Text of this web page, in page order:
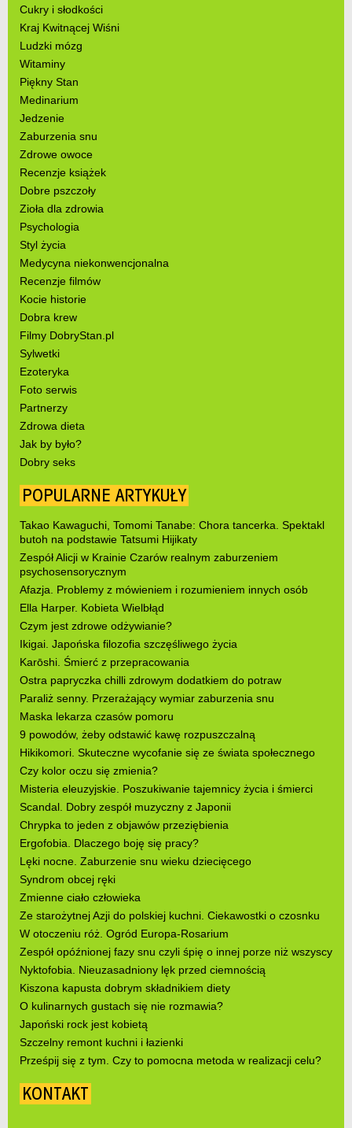
Cukry i słodkości
Kraj Kwitnącej Wiśni
Ludzki mózg
Witaminy
Piękny Stan
Medinarium
Jedzenie
Zaburzenia snu
Zdrowe owoce
Recenzje książek
Dobre pszczoły
Zioła dla zdrowia
Psychologia
Styl życia
Medycyna niekonwencjonalna
Recenzje filmów
Kocie historie
Dobra krew
Filmy DobryStan.pl
Sylwetki
Ezoteryka
Foto serwis
Partnerzy
Zdrowa dieta
Jak by było?
Dobry seks
POPULARNE ARTYKUŁY
Takao Kawaguchi, Tomomi Tanabe: Chora tancerka. Spektakl
butoh na podstawie Tatsumi Hijikaty
Zespół Alicji w Krainie Czarów realnym zaburzeniem
psychosensorycznym
Afazja. Problemy z mówieniem i rozumieniem innych osób
Ella Harper. Kobieta Wielbłąd
Czym jest zdrowe odżywianie?
Ikigai. Japońska filozofia szczęśliwego życia
Karōshi. Śmierć z przepracowania
Ostra papryczka chilli zdrowym dodatkiem do potraw
Paraliż senny. Przerażający wymiar zaburzenia snu
Maska lekarza czasów pomoru
9 powodów, żeby odstawić kawę rozpuszczalną
Hikikomori. Skuteczne wycofanie się ze świata społecznego
Czy kolor oczu się zmienia?
Misteria eleuzyjskie. Poszukiwanie tajemnicy życia i śmierci
Scandal. Dobry zespół muzyczny z Japonii
Chrypka to jeden z objawów przeziębienia
Ergofobia. Dlaczego boję się pracy?
Lęki nocne. Zaburzenie snu wieku dziecięcego
Syndrom obcej ręki
Zmienne ciało człowieka
Ze starożytnej Azji do polskiej kuchni. Ciekawostki o czosnku
W otoczeniu róż. Ogród Europa-Rosarium
Zespół opóźnionej fazy snu czyli śpię o innej porze niż wszyscy
Nyktofobia. Nieuzasadniony lęk przed ciemnością
Kiszona kapusta dobrym składnikiem diety
O kulinarnych gustach się nie rozmawia?
Japoński rock jest kobietą
Szczelny remont kuchni i łazienki
Prześpij się z tym. Czy to pomocna metoda w realizacji celu?
KONTAKT